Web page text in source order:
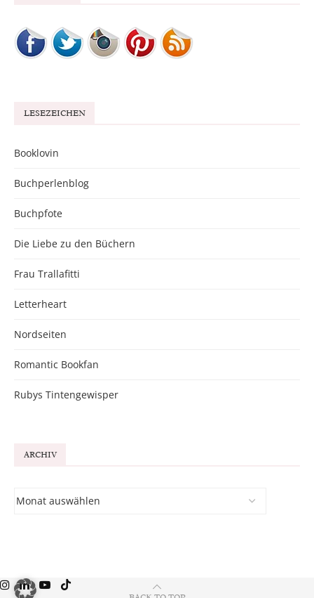
LESEZEICHEN
Booklovin
Buchperlenblog
Buchpfote
Die Liebe zu den Büchern
Frau Trallafitti
Letterheart
Nordseiten
Romantic Bookfan
Rubys Tintengewisper
ARCHIV